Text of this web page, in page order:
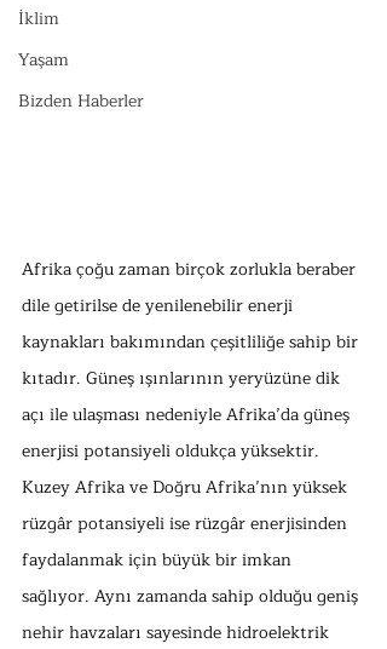
İklim
Yaşam
Bizden Haberler
Afrika çoğu zaman birçok zorlukla beraber
dile getirilse de yenilenebilir enerji
kaynakları bakımından çeşitliliğe sahip bir
kıtadır. Güneş ışınlarının yeryüzüne dik
açı ile ulaşması nedeniyle Afrika’da güneş
enerjisi potansiyeli oldukça yüksektir.
Kuzey Afrika ve Doğru Afrika’nın yüksek
rüzgâr potansiyeli ise rüzgâr enerjisinden
faydalanmak için büyük bir imkan
sağlıyor. Aynı zamanda sahip olduğu geniş
nehir havzaları sayesinde hidroelektrik